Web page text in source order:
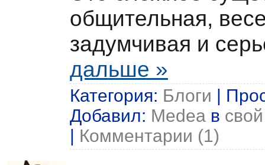
общительная,
задумчивая и
дальше »
Категория: Блоги |
Добавил: Medea в
| Комментарии (1)